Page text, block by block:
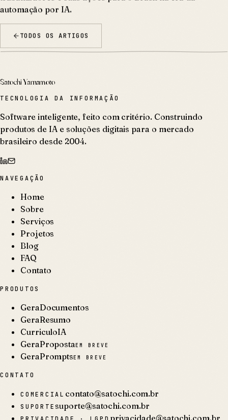
automação por IA.
TODOS OS ARTIGOS
Satochi Yamamoto
TECNOLOGIA DA INFORMAÇÃO
Software inteligente, feito com critério. Construindo
produtos de IA e soluções digitais para o mercado
brasileiro desde 2004.
NAVEGAÇÃO
Home
Sobre
Serviços
Projetos
Blog
FAQ
Contato
PRODUTOS
GeraDocumentos
GeraResumo
CurriculoIA
GeraPropostaEM BREVE
GeraPromptsEM BREVE
CONTATO
COMERCIAL contato@satochi.com.br
SUPORTEsuporte@satochi.com.br
privacidade@satochi.com.br